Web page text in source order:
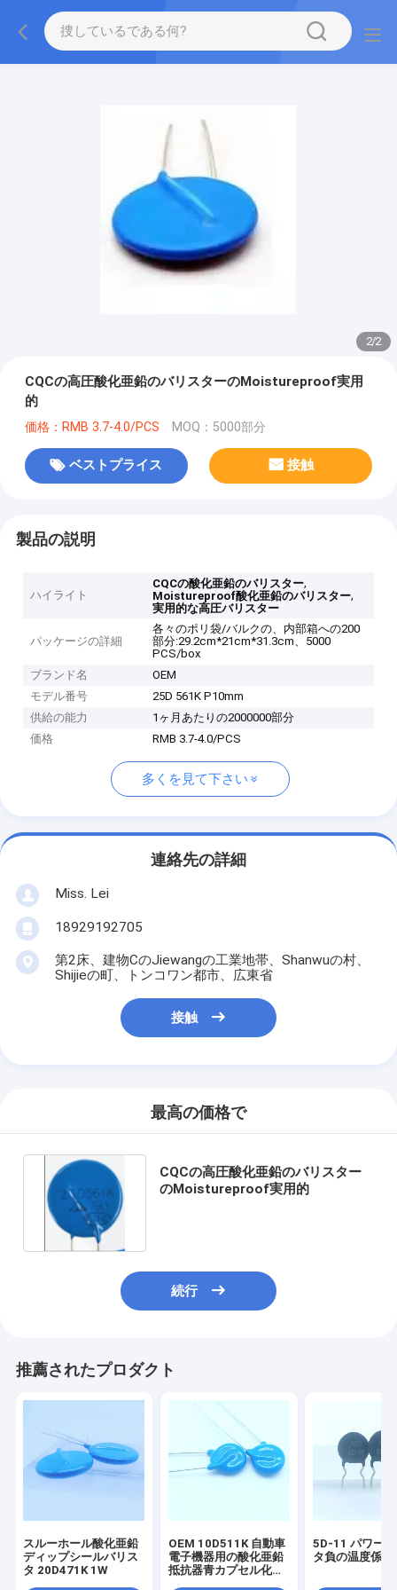
2/2
CQCの高圧酸化亜鉛のバリスターのMoistureproof実用
的
価格：RMB 3.7-4.0/PCS MOQ：5000部分
ベストプライス 接触
製品の説明
ハイライト
CQCの酸化亜鉛のバリスター,
Moistureproof酸化亜鉛のバリスター,
実用的な高圧バリスター
パッケージの詳細
各々のポリ袋/バルクの、内部箱への200
部分:29.2cm*21cm*31.3cm、5000
PCS/box
ブランド名
OEM
モデル番号
25D 561K P10mm
供給の能力
1ヶ月あたりの2000000部分
価格
RMB 3.7-4.0/PCS
多くを見て下さい
連絡先の詳細
Miss. Lei
18929192705
第2床、建物CのJiewangの工業地帯、Shanwuの村、
Shijieの町、トンコワン都市、広東省
接触
最高の価格で
CQCの高圧酸化亜鉛のバリスター
のMoistureproof実用的
続行
推薦されたプロダクト
スルーホール酸化亜鉛
ディップシールバリス
タ 20D471K 1W
OEM 10D511K 自動車
電子機器用の酸化亜鉛
抵抗器青カプセル化
5D-11 パワー
タ負の温度係数